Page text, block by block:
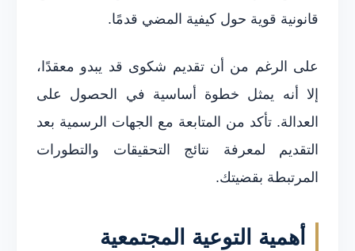
قانونية قوية حول كيفية المضي قدمًا.
على الرغم من أن تقديم شكوى قد يبدو معقدًا،
إلا أنه يمثل خطوة أساسية في الحصول على
العدالة. تأكد من المتابعة مع الجهات الرسمية بعد
التقديم لمعرفة نتائج التحقيقات والتطورات
المرتبطة بقضيتك.
أهمية التوعية المجتمعية